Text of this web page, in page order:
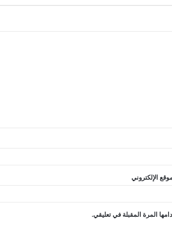
الإلكتروني
المرة المقبلة في تعليقي.